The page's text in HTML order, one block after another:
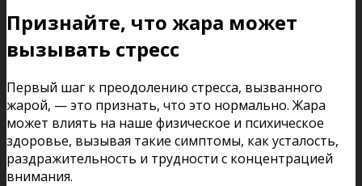
Признайте, что жара может
вызывать стресс
Первый шаг к преодолению стресса, вызванного
жарой, — это признать, что это нормально. Жара
может влиять на наше физическое и психическое
здоровье, вызывая такие симптомы, как усталость,
раздражительность и трудности с концентрацией
внимания.